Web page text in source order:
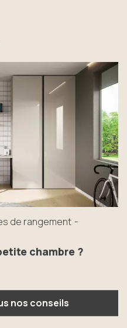
de rangement
chambre ?
nos conseils